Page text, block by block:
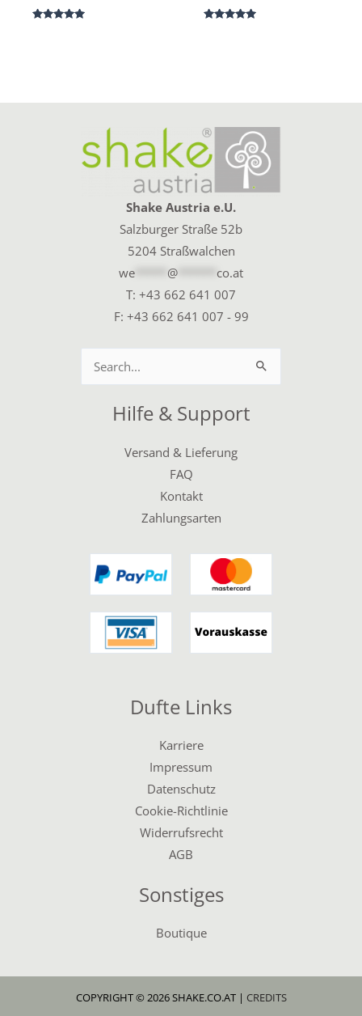
Shake Austria e.U.
Salzburger Straße 52b
5204 Straßwalchen
we
@
co.at
T: +43 662 641 007
F: +43 662 641 007 - 99
Suchen
nach:
Hilfe & Support
Versand & Lieferung
FAQ
Kontakt
Zahlungsarten
Dufte Links
Karriere
Impressum
Datenschutz
Cookie-Richtlinie
Widerrufsrecht
AGB
Sonstiges
Boutique
COPYRIGHT © 2026 SHAKE.CO.AT | CREDITS